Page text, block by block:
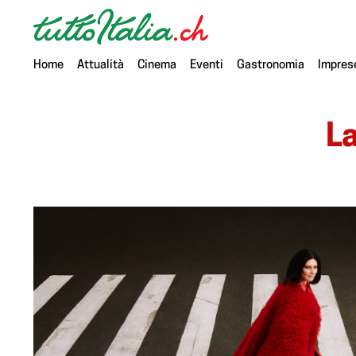
Home Attualità Cinema Eventi Gastronomia